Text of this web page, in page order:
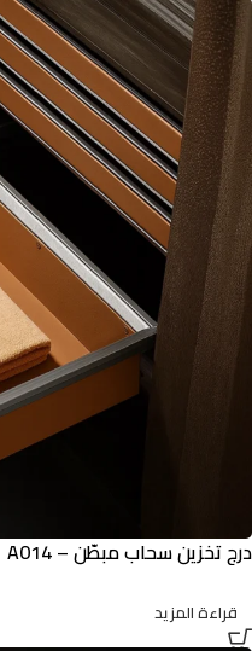
درج تخزين سحاب مبطّن – A014
قراءة المزيد